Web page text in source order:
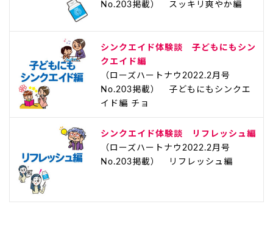
No.203掲載） スッキリ爽やか編
シンクエイド体験談 子どもにもシン
クエイド編
（ローズハートナウ2022.2月号
No.203掲載） 子どもにもシンクエ
イド編 チョ
シンクエイド体験談 リフレッシュ編
（ローズハートナウ2022.2月号
No.203掲載） リフレッシュ編